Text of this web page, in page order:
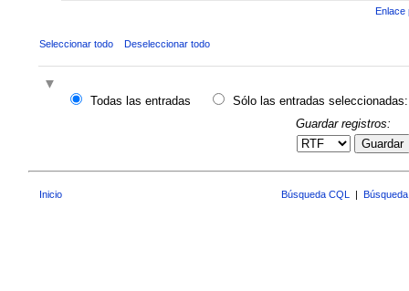
Enlace
Seleccionar todo Deseleccionar todo
Todas las entradas
Sólo las entradas seleccionadas:
Guardar registros:
Guardar
Inicio Búsqueda CQL